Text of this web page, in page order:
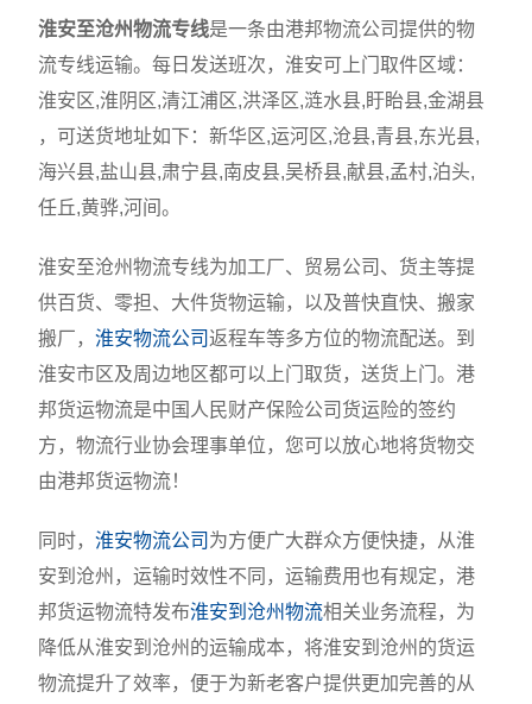
淮安至沧州物流专线是一条由港邦物流公司提供的物
流专线运输。每日发送班次，淮安可上门取件区域：
淮安区,淮阴区,清江浦区,洪泽区,涟水县,盱眙县,金湖县
，可送货地址如下：新华区,运河区,沧县,青县,东光县,
海兴县,盐山县,肃宁县,南皮县,吴桥县,献县,孟村,泊头,
任丘,黄骅,河间。
淮安至沧州物流专线为加工厂、贸易公司、货主等提
供百货、零担、大件货物运输，以及普快直快、搬家
搬厂，淮安物流公司返程车等多方位的物流配送。到
淮安市区及周边地区都可以上门取货，送货上门。港
邦货运物流是中国人民财产保险公司货运险的签约
方，物流行业协会理事单位，您可以放心地将货物交
由港邦货运物流！
同时，淮安物流公司 为方便广大群众方便快捷，从淮
安到沧州，运输时效性不同，运输费用也有规定，港
邦货运物流特发布淮安到沧州物流相关业务流程，为
降低从淮安到沧州的运输成本，将淮安到沧州的货运
物流提升了效率，便于为新老客户提供更加完善的从